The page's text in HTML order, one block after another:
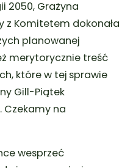
2050, Grażyna
z Komitetem dokonała
planowanej
merytorycznie treść
które w tej sprawie
Gill-Piątek
. Czekamy na
wesprzeć